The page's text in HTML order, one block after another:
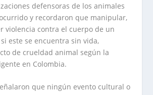
defensoras de los animales
y recordaron que manipular,
violencia contra el cuerpo de un
este se encuentra sin vida,
de crueldad animal según la
en Colombia.
que ningún evento cultural o